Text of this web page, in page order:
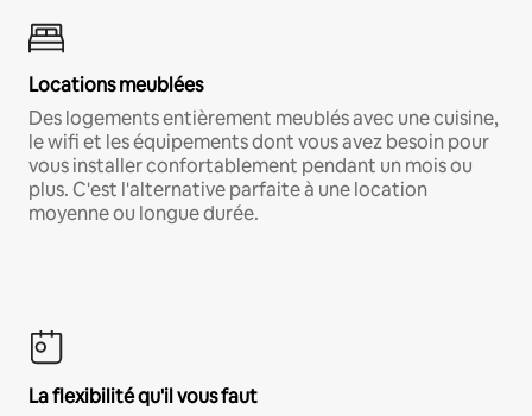
Locations meublées
Des logements entièrement meublés avec une cuisine,
le wifi et les équipements dont vous avez besoin pour
vous installer confortablement pendant un mois ou
plus. C'est l'alternative parfaite à une location
moyenne ou longue durée.
La flexibilité qu'il vous faut